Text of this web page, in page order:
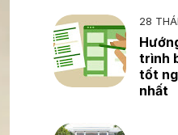
28
trình
tốt
nhất